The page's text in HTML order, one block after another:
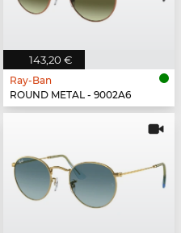
143,20 €
Ray-Ban
ROUND METAL - 9002A6